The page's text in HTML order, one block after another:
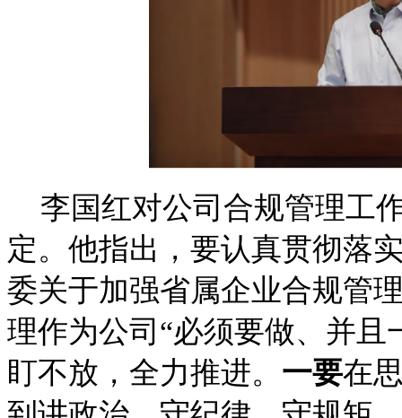
李国红对公司合规管理工
定。他指出，要认真贯彻落
委关于加强省属企业合规管
理作为公司 “必须要做、并且
盯不放，全力推进。 一要在